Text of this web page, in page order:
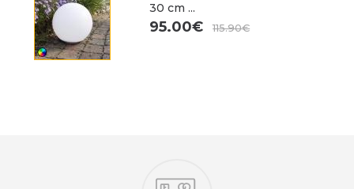
30 cm ...
95.00€ 115.90€